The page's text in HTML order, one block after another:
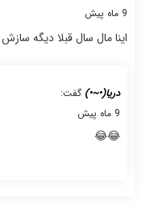
9 ماه پیش
اینا مال سال قبلا دیگه
دریا(•~•) گفت:
9 ماه پیش
😂😂